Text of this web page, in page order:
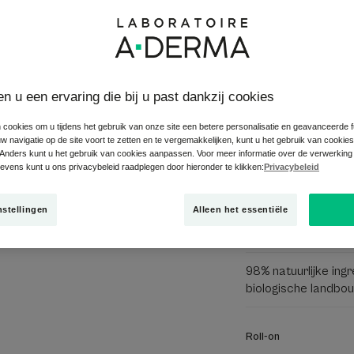
on
Kalmeert -
Deze roll-on is de
zakformaat die
(insectenbeten,
Roller zakformaat
98% natuurlijke
biologische
Roll-on
u een ervaring die bij u past dankzij cookies
cookies om u tijdens het gebruik van onze site een betere personalisatie en geavanceerde
navigatie op de site voort te zetten en te vergemakkelijken, kunt u het gebruik van
kunt u het gebruik van cookies aanpassen. Voor meer informatie over de
kunt u ons privacybeleid raadplegen door hieronder te klikken: Privacybeleid
Alleen het essentiële